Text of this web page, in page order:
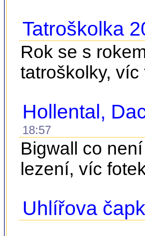
Tatroškolka
Rok se s
tatroškolky,
Hollental,
18:57
Bigwall co
lezení, víc
Uhlířova